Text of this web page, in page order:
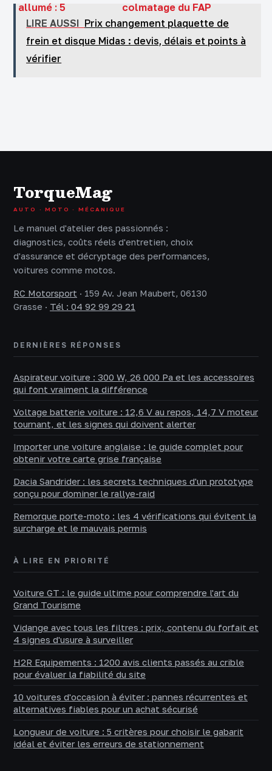
allumé : 5
réflexes pour
identifier
l’urgence et
éviter la panne
colmatage du FAP
: 3 réflexes pour
sauver votre
moteur diesel
LIRE AUSSI Prix changement plaquette de
frein et disque Midas : devis, délais et points à
vérifier
TorqueMag
AUTO · MOTO · MÉCANIQUE
Le manuel d'atelier des passionnés :
diagnostics, coûts réels d'entretien, choix
d'assurance et décryptage des performances,
voitures comme motos.
RC Motorsport · 159 Av. Jean Maubert, 06130
Grasse · Tél : 04 92 99 29 21
DERNIÈRES RÉPONSES
Aspirateur voiture : 300 W, 26 000 Pa et les accessoires
qui font vraiment la différence
Voltage batterie voiture : 12,6 V au repos, 14,7 V moteur
tournant, et les signes qui doivent alerter
Importer une voiture anglaise : le guide complet pour
obtenir votre carte grise française
Dacia Sandrider : les secrets techniques d'un prototype
conçu pour dominer le rallye-raid
Remorque porte-moto : les 4 vérifications qui évitent la
surcharge et le mauvais permis
À LIRE EN PRIORITÉ
Voiture GT : le guide ultime pour comprendre l'art du
Grand Tourisme
Vidange avec tous les filtres : prix, contenu du forfait et
4 signes d'usure à surveiller
H2R Equipements : 1200 avis clients passés au crible
pour évaluer la fiabilité du site
10 voitures d'occasion à éviter : pannes récurrentes et
alternatives fiables pour un achat sécurisé
Longueur de voiture : 5 critères pour choisir le gabarit
idéal et éviter les erreurs de stationnement